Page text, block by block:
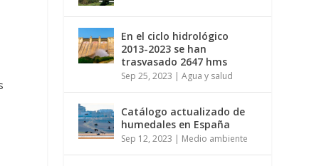
En el ciclo hidrológico
2013-2023 se han
trasvasado 2647 hms
Sep 25, 2023 |Agua y salud
Catálogo actualizado de
humedales en España
Sep 12, 2023 | Medio ambiente